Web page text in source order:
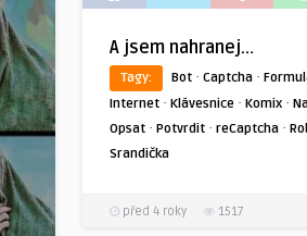
A jsem nahranej…
Tagy: Bot · Captcha ·
Internet · Klávesnice · Komix ·
Opsat · Potvrdit · reCaptcha ·
Srandička
před 4 roky 1517